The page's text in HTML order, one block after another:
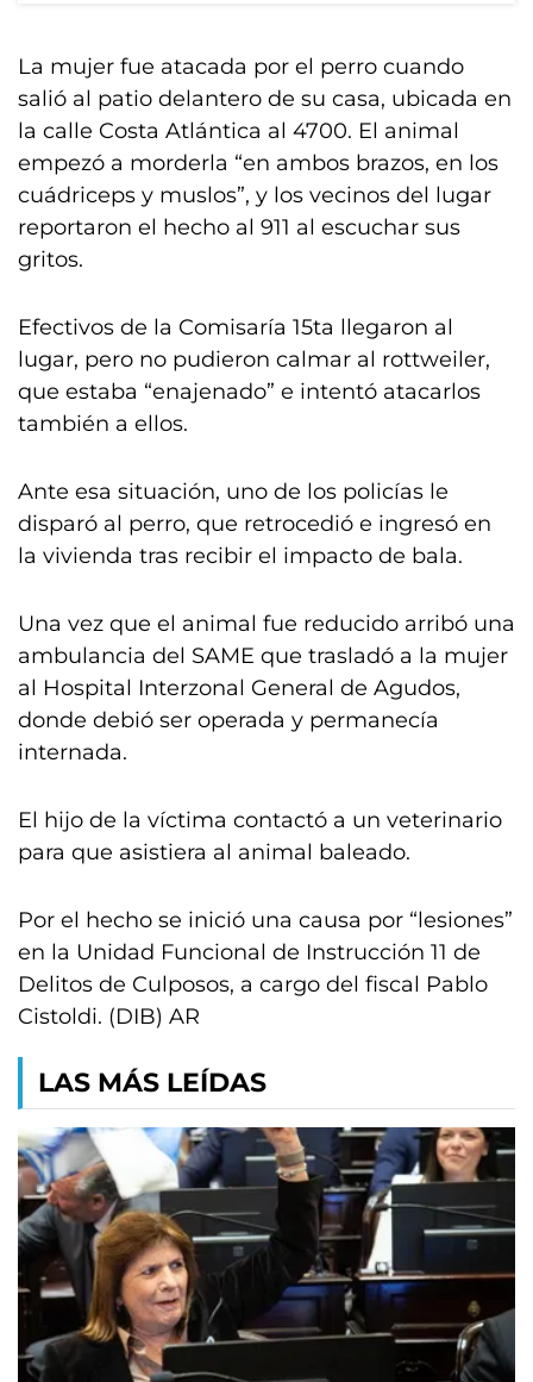
La mujer fue atacada por el perro cuando
salió al patio delantero de su casa, ubicada en
la calle Costa Atlántica al 4700. El animal
empezó a morderla “en ambos brazos, en los
cuádriceps y muslos”, y los vecinos del lugar
reportaron el hecho al 911 al escuchar sus
gritos.
Efectivos de la Comisaría 15ta llegaron al
lugar, pero no pudieron calmar al rottweiler,
que estaba “enajenado” e intentó atacarlos
también a ellos.
Ante esa situación, uno de los policías le
disparó al perro, que retrocedió e ingresó en
la vivienda tras recibir el impacto de bala.
Una vez que el animal fue reducido arribó una
ambulancia del SAME que trasladó a la mujer
al Hospital Interzonal General de Agudos,
donde debió ser operada y permanecía
internada.
El hijo de la víctima contactó a un veterinario
para que asistiera al animal baleado.
Por el hecho se inició una causa por “lesiones”
en la Unidad Funcional de Instrucción 11 de
Delitos de Culposos, a cargo del fiscal Pablo
Cistoldi. (DIB) AR
LAS MÁS LEÍDAS